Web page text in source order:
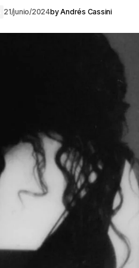
21/junio/2024byAndrés Cassini